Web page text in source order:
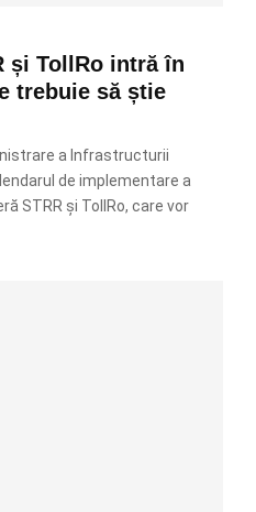
și TollRo intră în
trebuie să știe
a Infrastructurii
de implementare a
STRR și TollRo, care vor